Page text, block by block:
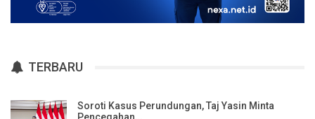
TERBARU
Soroti Kasus Perundungan, Taj Yasin Minta